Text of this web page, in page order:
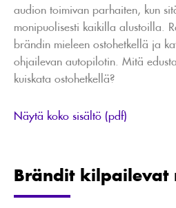
audion toimivan parhaiten, kun
monipuolisesti kaikilla alustoilla.
brändin mieleen ostohetkellä ja
ohjailevan autopilotin. Mitä
kuiskata ostohetkellä?
Näytä koko sisältö (pdf)
Brändit kilpailevat